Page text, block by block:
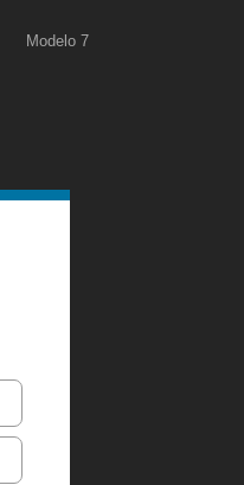
Modelo 7